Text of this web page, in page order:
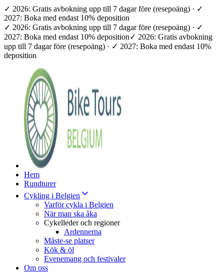
✓ 2026: Gratis avbokning upp till 7 dagar före (resepoäng) · ✓
2027: Boka med endast 10% deposition
✓ 2026: Gratis avbokning upp till 7 dagar före (resepoäng) · ✓
2027: Boka med endast 10% deposition✓ 2026: Gratis avbokning
upp till 7 dagar före (resepoäng) · ✓ 2027: Boka med endast 10%
deposition
Hem
Rundturer
Cykling i Belgien
Varför cykla i Belgien
När man ska åka
Cykelleder och regioner
Ardennerna
Måste-se platser
Kök & öl
Evenemang och festivaler
Om oss